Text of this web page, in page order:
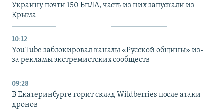
Украину почти 150 БпЛА, часть из них запускали из
Крыма
10:12
YouTube заблокировал каналы «Русской общины» из-
за рекламы экстремистских сообществ
09:28
В Екатеринбурге горит склад Wildberries после атаки
дронов